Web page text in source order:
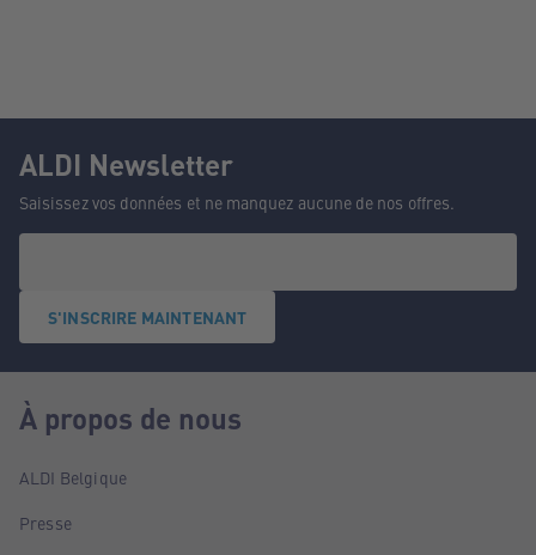
ALDI Newsletter
Saisissez vos données et ne manquez aucune de nos offres.
S'INSCRIRE MAINTENANT
À propos de nous
ALDI Belgique
Presse